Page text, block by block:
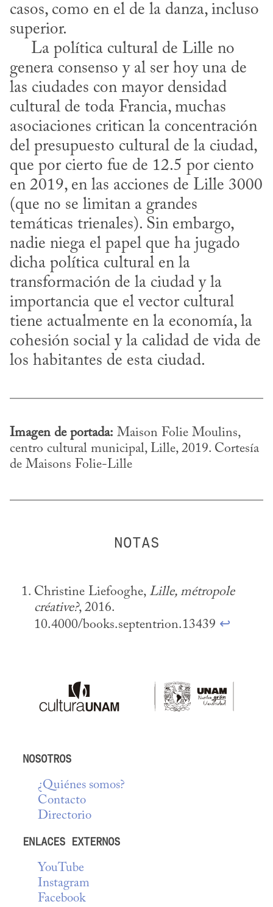
casos, como en el de la danza, incluso
superior.
genera consenso y al ser hoy una de
las ciudades con mayor densidad
cultural de toda Francia, muchas
asociaciones critican la concentración
del presupuesto cultural de la ciudad,
que por cierto fue de 12.5 por ciento
en 2019, en las acciones de Lille 3000
(que no se limitan a grandes
temáticas trienales). Sin embargo,
nadie niega el papel que ha jugado
dicha política cultural en la
transformación de la ciudad y la
importancia que el vector cultural
tiene actualmente en la economía, la
cohesión social y la calidad de vida de
los habitantes de esta ciudad.
Imagen de portada: Maison Folie Moulins,
centro cultural municipal, Lille, 2019. Cortesía
de Maisons Folie-Lille
Christine Liefooghe, Lille, métropole
créative?, 2016.
10.4000/books.septentrion.13439 ↩
NOSOTROS
¿Quiénes somos?
Contacto
Directorio
ENLACES EXTERNOS
YouTube
Instagram
Facebook